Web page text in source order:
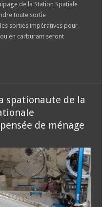
de la Station Spatiale
toute sortie
sorties impératives pour
en carburant seront
spationaute de la
de ménage